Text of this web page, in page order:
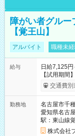
障がい者グル
【覚王山】
アルバイト 職種未
給与
日給7,125
【試用期間
給与は本採
交通費別
勤務地
名古屋市千
愛知県名古
駅：東山線
株式会社